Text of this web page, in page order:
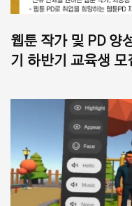
웹툰 작가 및 PD 양
기 하반기 교육생 모